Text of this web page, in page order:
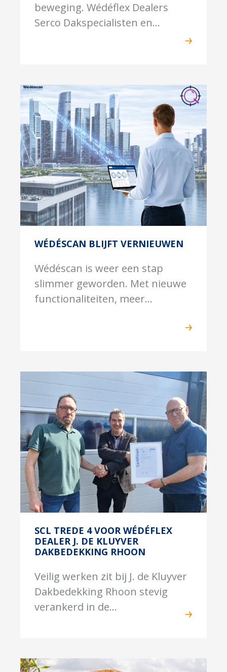
beweging. Wédéflex Dealers
Serco Dakspecialisten en...
WÉDÉSCAN BLIJFT VERNIEUWEN
Wédéscan is weer een stap
slimmer geworden. Met nieuwe
functionaliteiten, meer...
SCL TREDE 4 VOOR WÉDÉFLEX
DEALER J. DE KLUYVER
DAKBEDEKKING RHOON
Veilig werken zit bij J. de Kluyver
Dakbedekking Rhoon stevig
verankerd in de...